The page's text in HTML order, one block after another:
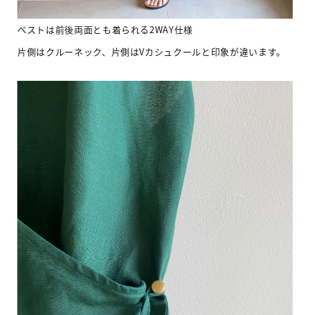
ベストは前後両面とも着られる2WAY仕様
片側はクルーネック、片側はVカシュクールと印象が違います。